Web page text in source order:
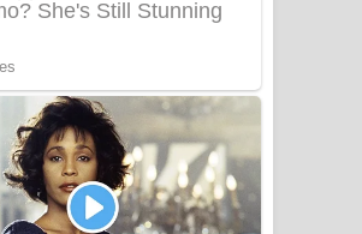
සෝසා ගීතයේ පද පෙළ
Heavy Weight Song Lyrics
Aye Lanweela Song Lyrics - ආයේ
ලංවීලා ගීතයේ පද පෙළ
Ala purannata Song Lyrics - ආල